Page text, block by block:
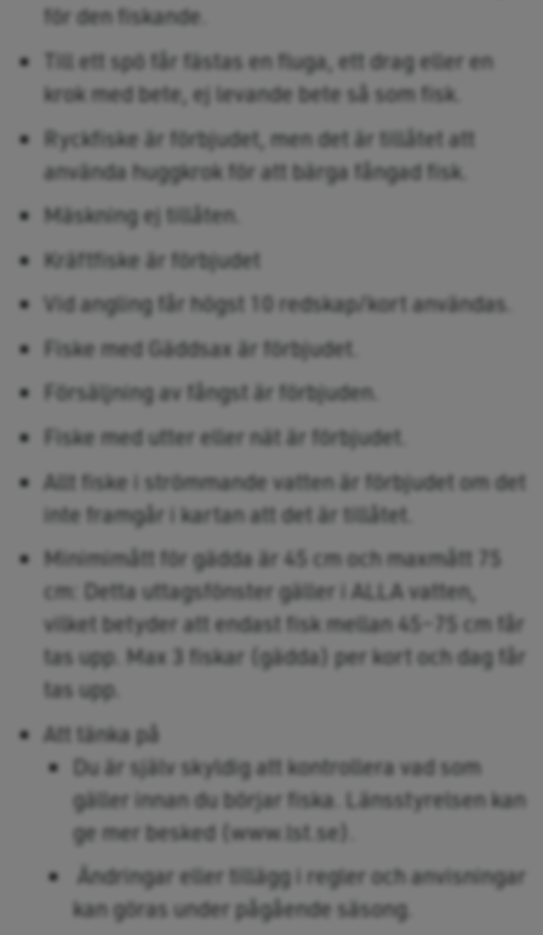
för den fiskande.
Till ett spö får fästas en fluga, ett drag eller en
krok med bete, ej levande bete så som fisk.
Ryckfiske är förbjudet, men det är tillåtet att
använda huggkrok för att bärga fångad fisk.
Mäskning ej tillåten.
Kräftfiske är förbjudet
Vid angling får högst 10 redskap/kort användas.
Fiske med Gäddsax är förbjudet.
Försäljning av fångst är förbjuden.
Fiske med utter eller nät är förbjudet.
Allt fiske i strömmande vatten är förbjudet om det
inte framgår i kartan att det är tillåtet.
Minimimått för gädda är 45 cm och maxmått 75
cm: Detta uttagsfönster gäller i ALLA vatten,
vilket betyder att endast fisk mellan 45–75 cm får
tas upp. Max 3 fiskar (gädda) per kort och dag får
tas upp.
Att tänka på
Du är själv skyldig att kontrollera vad som
gäller innan du börjar fiska. Länsstyrelsen kan
ge mer besked (www.lst.se).
Ändringar eller tillägg i regler och anvisningar
kan göras under pågående säsong.